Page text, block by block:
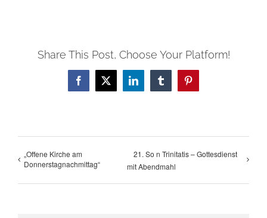
Share This Post, Choose Your Platform!
Facebook
X LinkedInTumblrPinterest
„Offene Kirche am
Donnerstagnachmittag“
21. So n Trinitatis – Gottesdienst
mit Abendmahl